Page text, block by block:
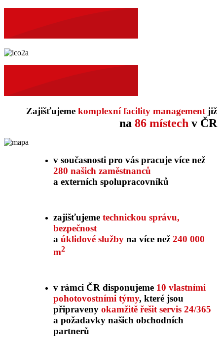
Zajišťujeme komplexní facility management již
na 86 místech v ČR
v současnosti pro vás pracuje více než
280 našich zaměstnanců
a externích spolupracovníků
zajišťujeme technickou správu,
bezpečnost
a úklidové služby na více než 240 000
m2
v rámci ČR disponujeme 10 vlastními
pohotovostními týmy, které jsou
připraveny okamžitě řešit servis 24/365
a požadavky našich obchodních
partnerů